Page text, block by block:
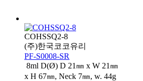
COHSSQ2-8
(주)한국코코유리
PF-S0008-SR
8ml D(Ø) D 21㎜ x W 21㎜
x H 67㎜, Neck 7㎜, w. 44g